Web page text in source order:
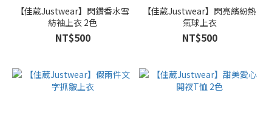
【佳葳Justwear】閃鑽香水雪
紡袖上衣 2色
NT$500
【佳葳Justwear】閃亮繽紛熱
氣球上衣
NT$500